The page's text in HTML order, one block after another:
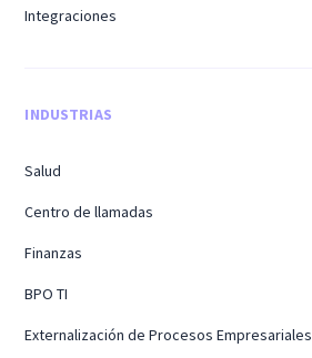
Integraciones
INDUSTRIAS
Salud
Centro de llamadas
Finanzas
BPO TI
Externalización de Procesos Empresariales